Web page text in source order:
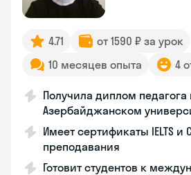
4.71
от 1590 ₽ за урок
10 месяцев опыта
4
Получила диплом педагога
Азербайджанском
Имеет сертификаты IELTS и
преподавания
Готовит студентов к